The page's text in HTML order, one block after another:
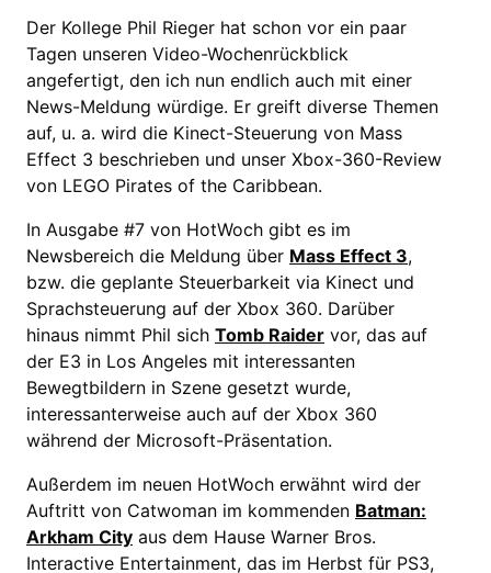
Der Kollege Phil Rieger hat schon vor ein paar
Tagen unseren Video-Wochenrückblick
angefertigt, den ich nun endlich auch mit einer
News-Meldung würdige. Er greift diverse Themen
auf, u. a. wird die Kinect-Steuerung von Mass
Effect 3 beschrieben und unser Xbox-360-Review
von LEGO Pirates of the Caribbean.
In Ausgabe #7 von HotWoch gibt es im
Newsbereich die Meldung über Mass Effect 3,
bzw. die geplante Steuerbarkeit via Kinect und
Sprachsteuerung auf der Xbox 360. Darüber
hinaus nimmt Phil sich Tomb Raider vor, das auf
der E3 in Los Angeles mit interessanten
Bewegtbildern in Szene gesetzt wurde,
interessanterweise auch auf der Xbox 360
während der Microsoft-Präsentation.
Außerdem im neuen HotWoch erwähnt wird der
Auftritt von Catwoman im kommenden Batman:
Arkham City aus dem Hause Warner Bros.
Interactive Entertainment, das im Herbst für PS3,